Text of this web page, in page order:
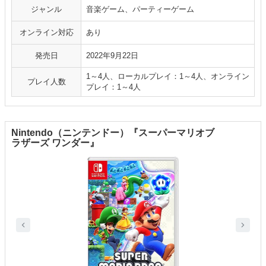
ジャンル 音楽ゲーム、パーティーゲーム
オンライン対応 あり
発売日 2022年9月22日
プレイ人数
1～4人、ローカルプレイ：1～4人、オンライン
プレイ：1～4人
Nintendo（ニンテンドー）『スーパーマリオブ
ラザーズ ワンダー』